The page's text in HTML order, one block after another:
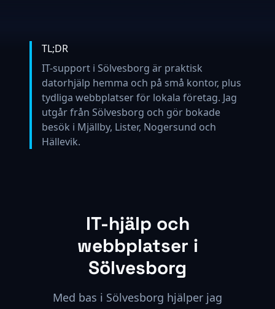
TL;DR
IT-support i Sölvesborg är praktisk
datorhjälp hemma och på små kontor, plus
tydliga webbplatser för lokala företag. Jag
utgår från Sölvesborg och gör bokade
besök i Mjällby, Lister, Nogersund och
Hällevik.
IT-hjälp och
webbplatser i
Sölvesborg
Med bas i Sölvesborg hjälper jag